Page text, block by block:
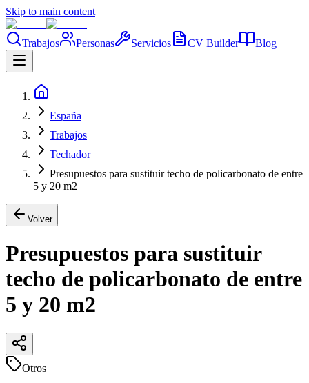
Skip to main content
Trabajos Personas Servicios CV Builder Blog
España
Trabajos
Techador
Presupuestos para sustituir techo de policarbonato de entre
5 y 20 m2
Volver
Presupuestos para sustituir
techo de policarbonato de entre
5 y 20 m2
Otros